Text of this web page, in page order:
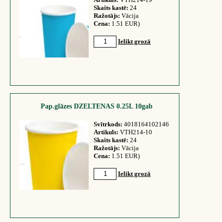
Skaits kastē: 24
Ražotājs: Vācija
Cena: 1.51 EUR)
Ielikt grozā
Pap.glāzes DZELTENAS 0.25L 10gab
Svītrkods: 4018164102146
Artikuls: VTH214-10
Skaits kastē: 24
Ražotājs: Vācija
Cena: 1.51 EUR)
Ielikt grozā